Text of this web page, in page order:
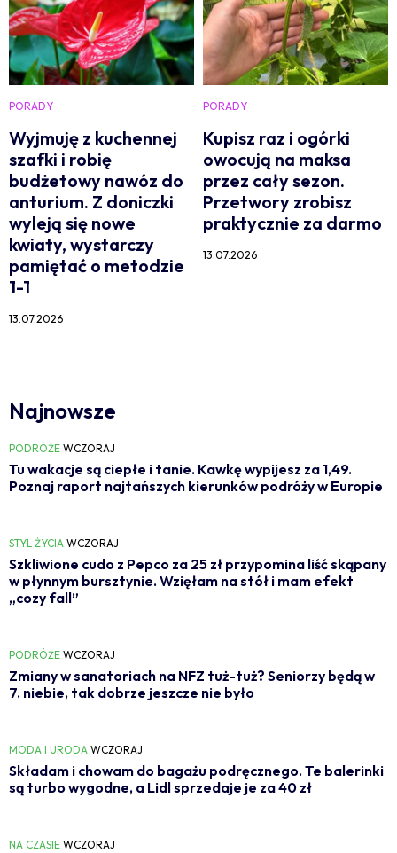
PORADY
Wyjmuję z kuchennej
szafki i robię
budżetowy nawóz do
anturium. Z doniczki
wyleją się nowe
kwiaty, wystarczy
pamiętać o metodzie
1-1
13.07.2026
PORADY
Kupisz raz i ogórki
owocują na maksa
przez cały sezon.
Przetwory zrobisz
praktycznie za darmo
13.07.2026
Najnowsze
PODRÓŻE WCZORAJ
Tu wakacje są ciepłe i tanie. Kawkę wypijesz za 1,49.
Poznaj raport najtańszych kierunków podróży w Europie
STYL ŻYCIA WCZORAJ
Szkliwione cudo z Pepco za 25 zł przypomina liść skąpany
w płynnym bursztynie. Wzięłam na stół i mam efekt
„cozy fall”
PODRÓŻE WCZORAJ
Zmiany w sanatoriach na NFZ tuż-tuż? Seniorzy będą w
7. niebie, tak dobrze jeszcze nie było
MODA I URODA WCZORAJ
Składam i chowam do bagażu podręcznego. Te balerinki
są turbo wygodne, a Lidl sprzedaje je za 40 zł
NA CZASIE WCZORAJ